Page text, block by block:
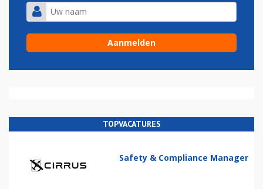
TOPVACATURES
Safety & Compliance Manager